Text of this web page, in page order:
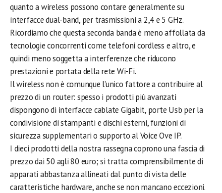
quanto a wireless possono contare generalmente su
interfacce dual-band, per trasmissioni a 2,4 e 5 GHz.
Ricordiamo che questa seconda banda è meno affollata da
tecnologie concorrenti come telefoni cordless e altro, e
quindi meno soggetta a interferenze che riducono
prestazioni e portata della rete Wi-Fi.
Il wireless non è comunque l’unico fattore a contribuire al
prezzo di un router: spesso i prodotti più avanzati
dispongono di interfacce cablate Gigabit, porte Usb per la
condivisione di stampanti e dischi esterni, funzioni di
sicurezza supplementari o supporto al Voice Ove IP.
I dieci prodotti della nostra rassegna coprono una fascia di
prezzo dai 50 agli 80 euro; si tratta comprensibilmente di
apparati abbastanza allineati dal punto di vista delle
caratteristiche hardware, anche se non mancano eccezioni.